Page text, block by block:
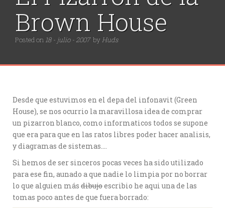
Brown House
Posted on 18 - julio - 2007 by Huds
Desde que estuvimos en el depa del infonavit (Green
House), se nos ocurrio la maravillosa idea de comprar
un pizarron blanco, como informaticos todos se supone
que era para que en las ratos libres poder hacer analisis,
y diagramas de sistemas….
Si hemos de ser sinceros pocas veces ha sido utilizado
para ese fin, aunado a que nadie lo limpia por no borrar
lo que alguien más dibujoescribio he aqui una de las
tomas poco antes de que fuera borrado: